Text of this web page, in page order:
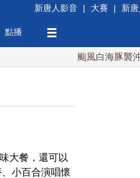
新唐人影音 | 大賽 | 新
點播
颱風白海豚襲沖繩
大餐，還可以
小百合演唱懷